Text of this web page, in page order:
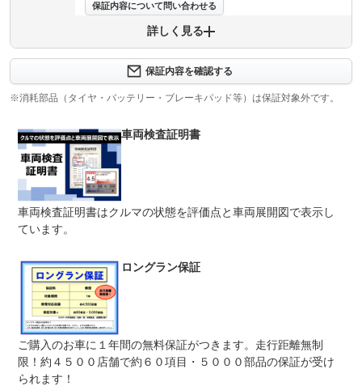
保証内容について問い合わせる
上限金額
免責金 無し
保証修理
受付先
-
法定整備
整備付 法定12ヶ月または法定24ヶ月点検整備付
※車検なし・車検整備付の場合は法定24ヶ月点検整備付
法定整備
について
含まれております （タイヤ交換とバッテリー交換の費用
を除く） 。詳しくはスタッフまでお問い合わせくださ
い。
詳しく見る
保証内容を確認する
※消耗部品（タイヤ・バッテリー・ブレーキパッド等）は保証対象外です。
車両検査証明書
車両検査証明書はクルマの状態を評価点と車両展開図で表示し
ています。
ロングラン保証
ご購入のお車に１年間の無料保証がつきます。走行距離無制
限！約４５００店舗で約６０項目・５０００部品の保証が受け
られます！